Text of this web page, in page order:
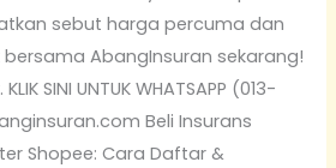
sebut harga percuma dan
AbangInsuran sekarang!
SINI UNTUK WHATSAPP (013-
Beli Insurans
Shopee: Cara Daftar &